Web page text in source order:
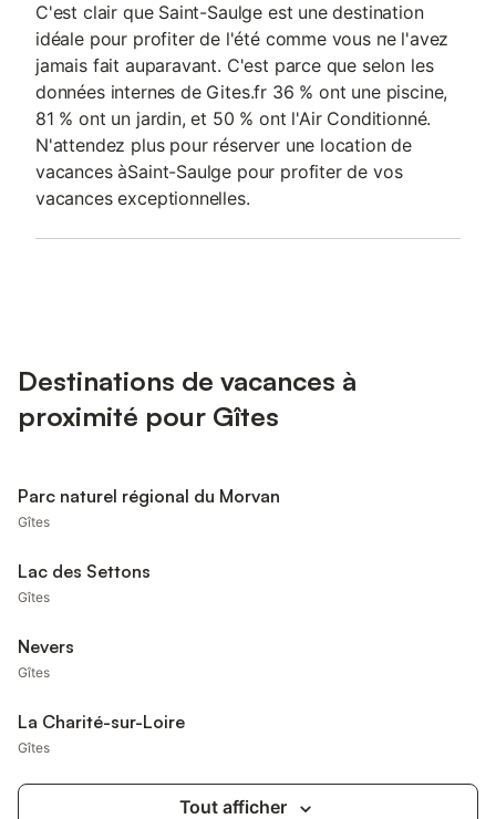
C'est clair que Saint-Saulge est une destination
idéale pour profiter de l'été comme vous ne l'avez
jamais fait auparavant. C'est parce que selon les
données internes de Gites.fr 36 % ont une piscine,
81 % ont un jardin, et 50 % ont l'Air Conditionné.
N'attendez plus pour réserver une location de
vacances àSaint-Saulge pour profiter de vos
vacances exceptionnelles.
Destinations de vacances à
proximité pour Gîtes
Parc naturel régional du Morvan
Gîtes
Lac des Settons
Gîtes
Nevers
Gîtes
La Charité-sur-Loire
Gîtes
Tout afficher